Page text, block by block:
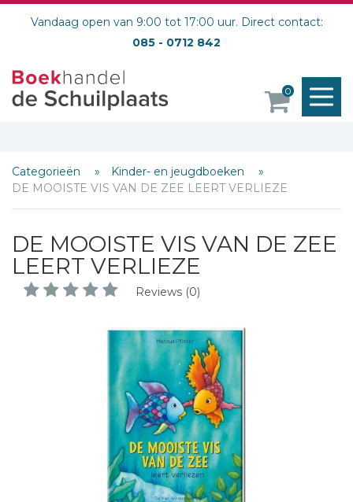
Vandaag open van 9:00 tot 17:00 uur. Direct contact:
085 - 0712 842
0
Categorieën
Kinder- en jeugdboeken
DE MOOISTE VIS VAN DE ZEE LEERT VERLIEZE
DE MOOISTE VIS VAN DE ZEE
LEERT VERLIEZE
Reviews (0)
Schrijf hieronder je review!